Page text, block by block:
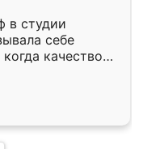
в студии
себе
качеством
уже почти